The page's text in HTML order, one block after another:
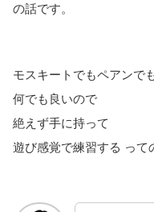
の話です。
モスキートでもペアンで
何でも良いので
絶えず手に持って
遊び感覚で練習する って